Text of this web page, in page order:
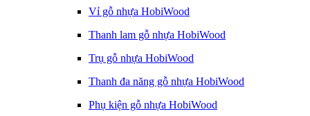
Vỉ gỗ nhựa HobiWood
Thanh lam gỗ nhựa HobiWood
Trụ gỗ nhựa HobiWood
Thanh đa năng gỗ nhựa HobiWood
Phụ kiện gỗ nhựa HobiWood